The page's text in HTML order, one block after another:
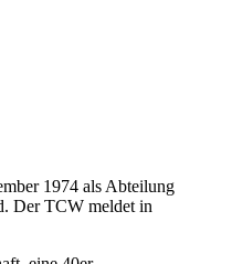
1974 als Abteilung
Der TCW meldet in